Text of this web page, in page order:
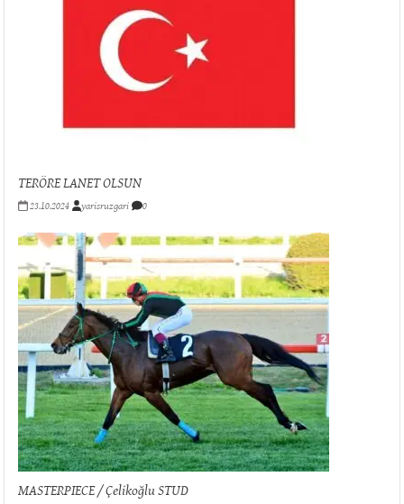
TERÖRE LANET OLSUN
23.10.2024 yarisruzgari 0
MASTERPIECE / Çelikoğlu STUD